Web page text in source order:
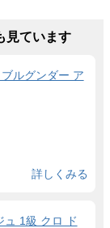
見ています
ルグンダー ア
詳しくみる
ュ 1級 クロ ド